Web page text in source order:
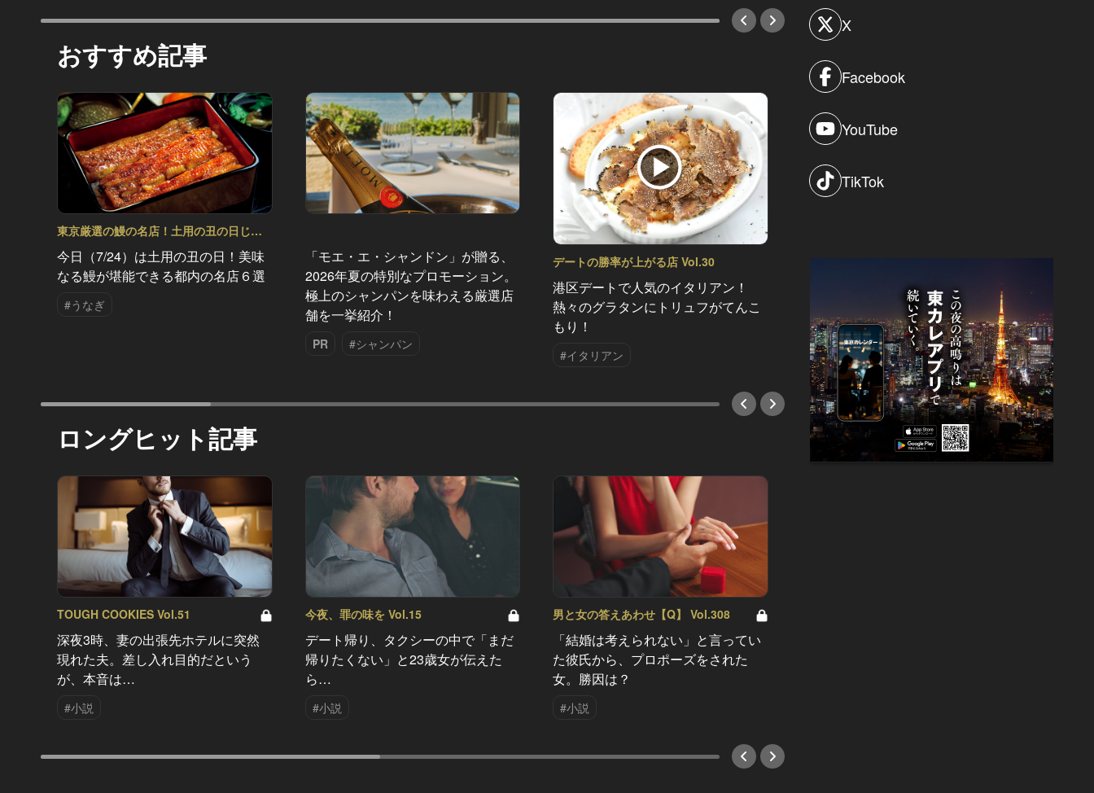
おすすめ記事
東京厳選の鰻の名店！土用の丑の日じゃ
なくても行きたい Vol.13
今日（7/24）は土用の丑の日！美味
なる鰻が堪能できる都内の名店６選
#うなぎ
「モエ・エ・シャンドン」が贈る、
2026年夏の特別なプロモーション。
極上のシャンパンを味わえる厳選店
舗を一挙紹介！
PR #シャンパン
デートの勝率が上がる店 Vol.30
港区デートで人気のイタリアン！
熱々のグラタンにトリュフがてんこ
もり！
#イタリアン
ホテルレストランで夜景デートはやっ
話題のホテルに出来た、知る人ぞ知
る隠れ家テラスへ！ 東京タワーが味
方する大人の夜景デートを
#新店情報
ロングヒット記事
TOUGH COOKIES Vol.51
深夜3時、妻の出張先ホテルに突然
現れた夫。差し入れ目的だという
が、本音は…
#小説
今夜、罪の味を Vol.15
デート帰り、タクシーの中で「まだ
帰りたくない」と23歳女が伝えた
ら…
#小説
男と女の答えあわせ【Q】 Vol.308
「結婚は考えられない」と言ってい
た彼氏から、プロポーズをされた
女。勝因は？
#小説
X
Facebook
YouTube
TikTok